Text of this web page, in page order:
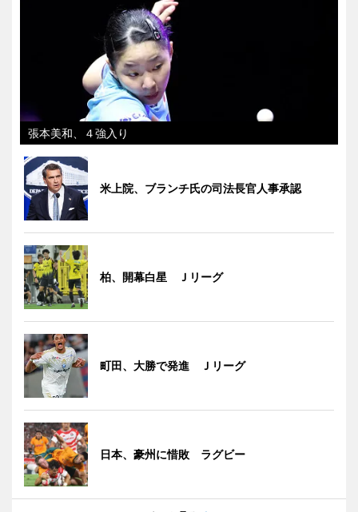
張本美和、４強入り
米上院、ブランチ氏の司法長官人事承認
柏、開幕白星 Ｊリーグ
町田、大勝で発進 Ｊリーグ
日本、豪州に惜敗 ラグビー